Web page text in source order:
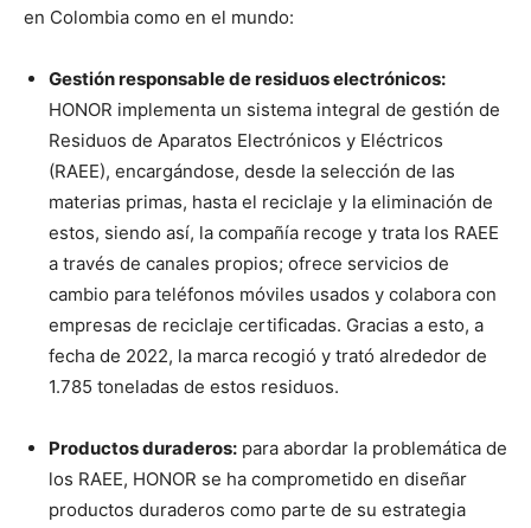
en Colombia como en el mundo:
Gestión responsable de residuos electrónicos:
HONOR implementa un sistema integral de gestión de
Residuos de Aparatos Electrónicos y Eléctricos
(RAEE), encargándose, desde la selección de las
materias primas, hasta el reciclaje y la eliminación de
estos, siendo así, la compañía recoge y trata los RAEE
a través de canales propios; ofrece servicios de
cambio para teléfonos móviles usados y colabora con
empresas de reciclaje certificadas. Gracias a esto, a
fecha de 2022, la marca recogió y trató alrededor de
1.785 toneladas de estos residuos.
Productos duraderos: para abordar la problemática de
los RAEE, HONOR se ha comprometido en diseñar
productos duraderos como parte de su estrategia